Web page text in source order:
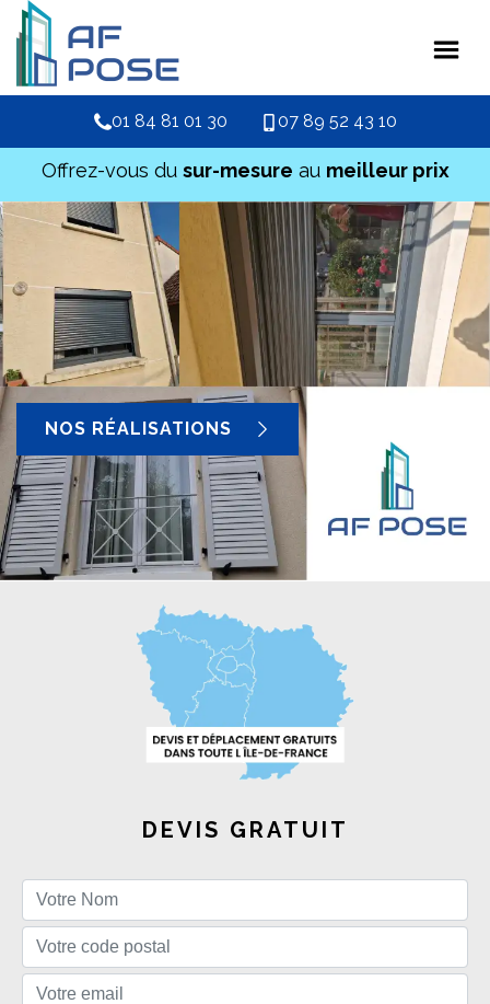
01 84 81 01 30 07 89 52 43 10
Offrez-vous du sur-mesure au meilleur prix
NOS RÉALISATIONS
DEVIS GRATUIT